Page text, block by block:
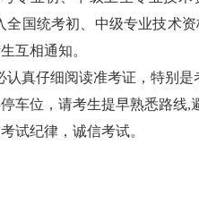
全国统考初、中级专业技术
互相通知。
认真仔细阅读准考证，特别
车位，请考生提早熟悉路线,
试纪律，诚信考试。